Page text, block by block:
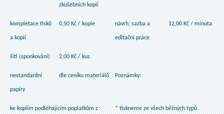
zkušebních kopií
kompletace tisků
a kopií
0,50 Kč / kopie návrh, sazba a
editační práce
12,00 Kč / minuta
šití (sponkování) 2,00 Kč / kus
nestandardní
papíry
dle ceníku materiálů Poznámky:
ke kopiím podléhajícím poplatkům z * tiskneme ze všech běžných typů